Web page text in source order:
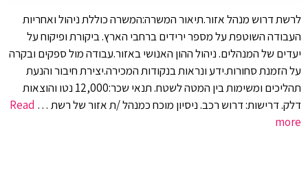
לרשת דרוש מנהל אזור.תיאור המשרה:המשרה כוללת ניהול ואחריות
העבודה השוטפת על מספר ירידים ברחבי הארץ. ביקורת ופיקוח על
יעדים של המנהלים. ניהול ההון האנושי באזור.עבודה מול ספקים ובקרה
על הזמנת סחורות.ידע ונראות בנקודות המכירה.יצירת חיבור והנעת
תהליכים ומשימות בין המטה לשטח. תנאי שכר:12,000 נטו והוצאות
דלק. דרישות: דרוש רכב. ניסיון מוכח כמנהל /ת אזור של רשת … Read
more